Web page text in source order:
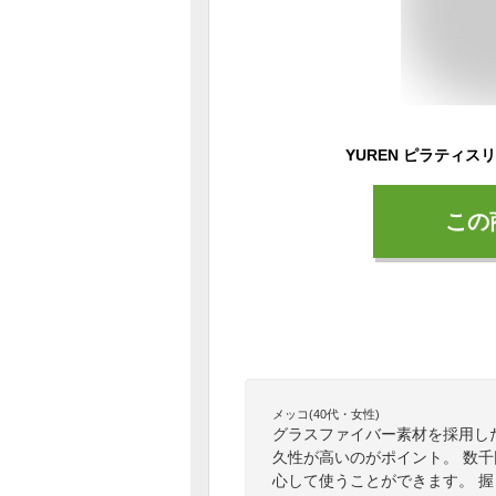
こ
メッコ(40代・女性)
グラスファイバー素材を採用
久性が高いのがポイント。 数
心して使うことができます。